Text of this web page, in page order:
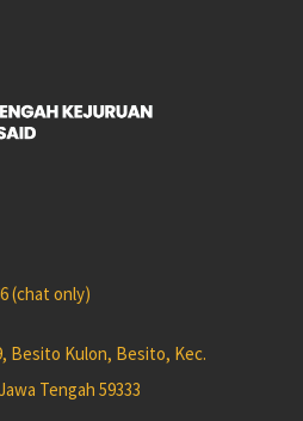
(chat only)
Besito Kulon, Besito, Kec.
Tengah 59333